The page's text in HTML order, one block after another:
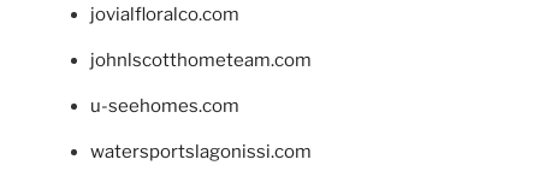
jovialfloralco.com
johnlscotthometeam.com
u-seehomes.com
watersportslagonissi.com